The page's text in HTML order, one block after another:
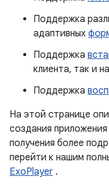
Поддержка
адаптивных
Поддержка
клиента, так и
Поддержка
На этой странице
создания
получения более
перейти к нашим
ExoPlayer .